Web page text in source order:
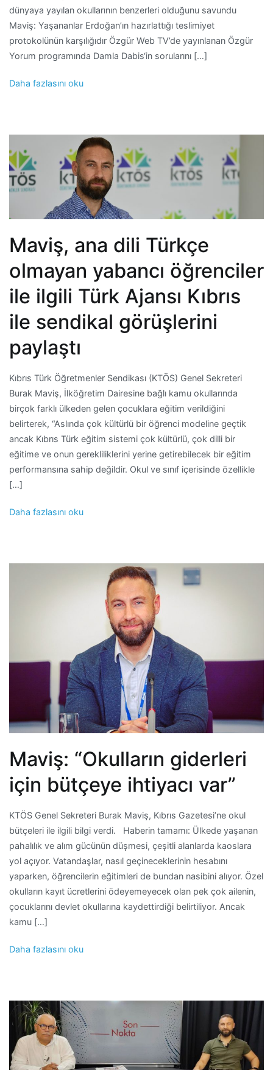
dünyaya yayılan okullarının benzerleri olduğunu savundu
Maviş: Yaşananlar Erdoğan’ın hazırlattığı teslimiyet
protokolünün karşılığıdır Özgür Web TV’de yayınlanan Özgür
Yorum programında Damla Dabis‘in sorularını […]
Daha fazlasını oku
Maviş, ana dili Türkçe
olmayan yabancı öğrenciler
ile ilgili Türk Ajansı Kıbrıs
ile sendikal görüşlerini
paylaştı
Kıbrıs Türk Öğretmenler Sendikası (KTÖS) Genel Sekreteri
Burak Maviş, İlköğretim Dairesine bağlı kamu okullarında
birçok farklı ülkeden gelen çocuklara eğitim verildiğini
belirterek, “Aslında çok kültürlü bir öğrenci modeline geçtik
ancak Kıbrıs Türk eğitim sistemi çok kültürlü, çok dilli bir
eğitime ve onun gerekliliklerini yerine getirebilecek bir eğitim
performansına sahip değildir. Okul ve sınıf içerisinde özellikle
[…]
Daha fazlasını oku
Maviş: “Okulların giderleri
için bütçeye ihtiyacı var”
KTÖS Genel Sekreteri Burak Maviş, Kıbrıs Gazetesi’ne okul
bütçeleri ile ilgili bilgi verdi. Haberin tamamı: Ülkede yaşanan
pahalılık ve alım gücünün düşmesi, çeşitli alanlarda kaoslara
yol açıyor. Vatandaşlar, nasıl geçineceklerinin hesabını
yaparken, öğrencilerin eğitimleri de bundan nasibini alıyor. Özel
okulların kayıt ücretlerini ödeyemeyecek olan pek çok ailenin,
çocuklarını devlet okullarına kaydettirdiği belirtiliyor. Ancak
kamu […]
Daha fazlasını oku